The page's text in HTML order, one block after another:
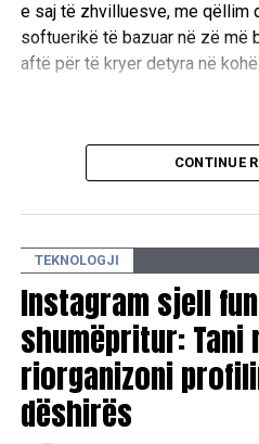
e saj të zhvilluesve, me qëllim
softuerikë të bazuar në zë më
aftë për të kryer detyra në
CONTINUE
TEKNOLOGJI
Instagram sjell
shumëpritur: Tani
riorganizoni
dëshirës